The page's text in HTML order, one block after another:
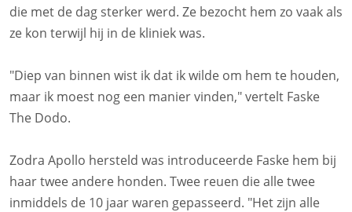
die met de dag sterker werd. Ze bezocht hem zo vaak als
ze kon terwijl hij in de kliniek was.
"Diep van binnen wist ik dat ik wilde om hem te houden,
maar ik moest nog een manier vinden," vertelt Faske
The Dodo.
Zodra Apollo hersteld was introduceerde Faske hem bij
haar twee andere honden. Twee reuen die alle twee
inmiddels de 10 jaar waren gepasseerd. "Het zijn alle